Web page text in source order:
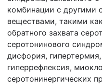
комбинации с другими
веществами, такими
обратного захвата
серотонинового
дисфория,
гиперрефлексия,
серотонинергических